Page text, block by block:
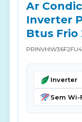
Ar
Inverter
Btus Frio
PRINVHIW36F2FU4
Inverter
Sem Wi-